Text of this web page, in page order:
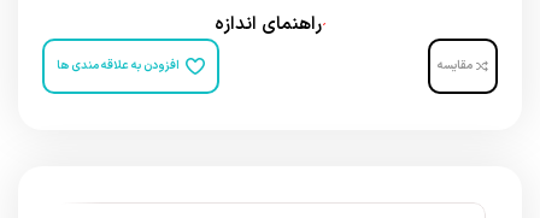
راهنمای اندازه
مقایسه افزودن به علاقه مندی ها